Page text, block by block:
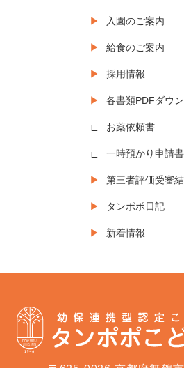
入園のご案内
給食のご案内
採用情報
各書類PDFダウ
お薬依頼書
一時預かり申請書
第三者評価受審
タンポポ日記
新着情報